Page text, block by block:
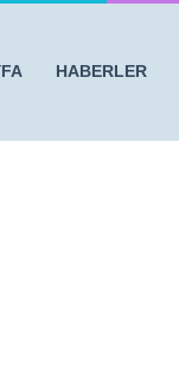
HABERLER